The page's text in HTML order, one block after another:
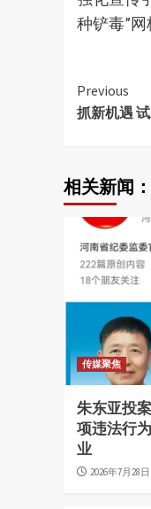
种铲毒”
Previous
抓新机遇
相关新闻：
传媒聚焦
朱东亚投
项违法行
业
2026年7月28日